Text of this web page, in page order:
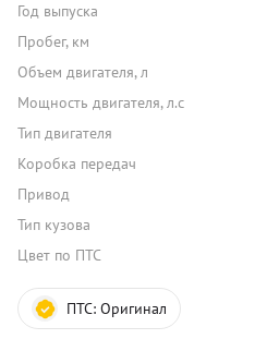
Год выпуска
Пробег, км
Объем двигателя, л
Мощность двигателя, л.с
Тип двигателя
Коробка передач
Привод
Тип кузова
Цвет по ПТС
ПТС: Оригинал